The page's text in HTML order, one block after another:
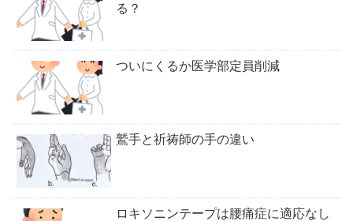
る？
ついにくるか医学部定員削減
鷲手と祈祷師の手の違い
ロキソニンテープは腰痛症に適応なし